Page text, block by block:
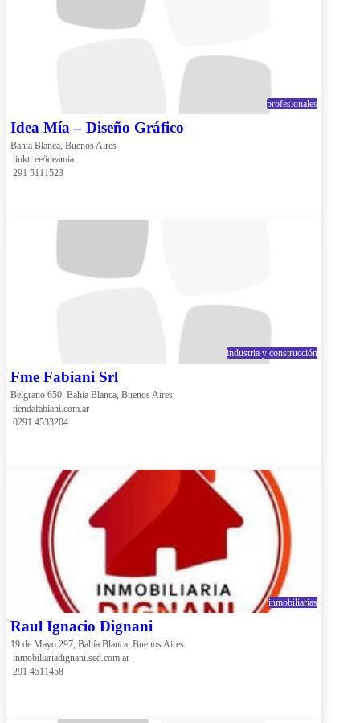
profesionales
Idea Mía – Diseño Gráfico
Bahía Blanca, Buenos Aires
linktr.ee/ideamia
291 5111523
industria y construcción
Fme Fabiani Srl
Belgrano 650, Bahía Blanca, Buenos Aires
tiendafabiani.com.ar
0291 4533204
inmobiliarias
Raul Ignacio Dignani
19 de Mayo 297, Bahía Blanca, Buenos Aires
inmobiliariadignani.sed.com.ar
291 4511458